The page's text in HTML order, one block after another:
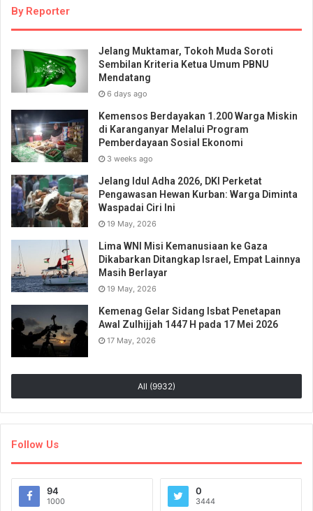
By Reporter
Jelang Muktamar, Tokoh Muda Soroti
Sembilan Kriteria Ketua Umum PBNU
Mendatang
6 days ago
Kemensos Berdayakan 1.200 Warga Miskin
di Karanganyar Melalui Program
Pemberdayaan Sosial Ekonomi
3 weeks ago
Jelang Idul Adha 2026, DKI Perketat
Pengawasan Hewan Kurban: Warga Diminta
Waspadai Ciri Ini
19 May, 2026
Lima WNI Misi Kemanusiaan ke Gaza
Dikabarkan Ditangkap Israel, Empat Lainnya
Masih Berlayar
19 May, 2026
Kemenag Gelar Sidang Isbat Penetapan
Awal Zulhijjah 1447 H pada 17 Mei 2026
17 May, 2026
All (9932)
Follow Us
94
1000
0
3444